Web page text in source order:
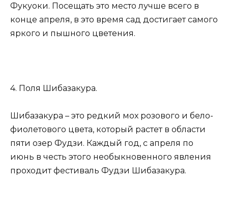
Фукуоки. Посещать это место лучше всего в
конце апреля, в это время сад достигает самого
яркого и пышного цветения.
4. Поля Шибазакура.
Шибазакура – это редкий мох розового и бело-
фиолетового цвета, который растет в области
пяти озер Фудзи. Каждый год, с апреля по
июнь в честь этого необыкновенного явления
проходит фестиваль Фудзи Шибазакура.